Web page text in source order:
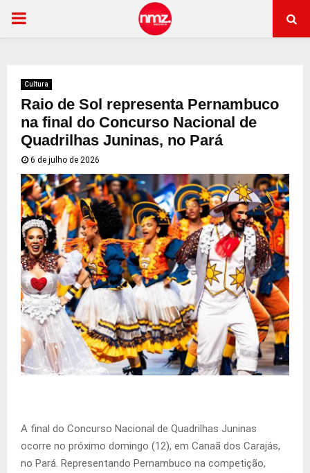
PRIMARY
Cultura
Raio de Sol representa Pernambuco
na final do Concurso Nacional de
Quadrilhas Juninas, no Pará
6 de julho de 2026
A final do Concurso Nacional de Quadrilhas Juninas
ocorre no próximo domingo (12), em Canaã dos Carajás,
no Pará. Representando Pernambuco na competição,